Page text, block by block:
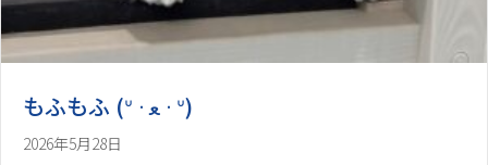
2026年5月28日